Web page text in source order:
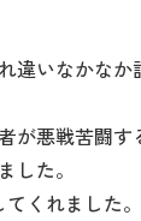
いなかなか
悪戦苦闘す
した。
くれました